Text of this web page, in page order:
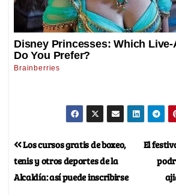
El
Los cursos gratis de boxeo,
tenis y otros deportes de la
Alcaldía: así puede inscribirse